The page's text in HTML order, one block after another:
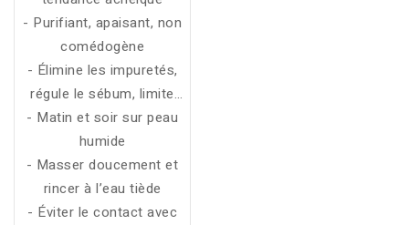
- Purifiant, apaisant, non
comédogène
- Élimine les impuretés,
régule le sébum, limite
les imperfections
- Matin et soir sur peau
humide
- Masser doucement et
rincer à l’eau tiède
- Éviter le contact avec